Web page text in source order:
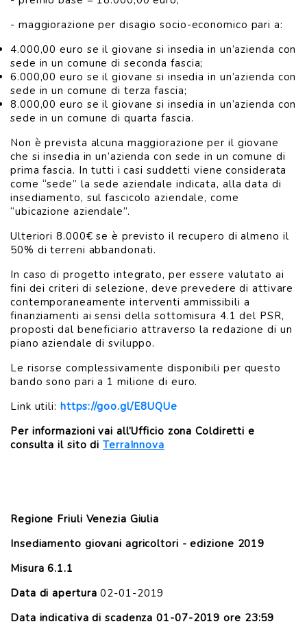
- maggiorazione per disagio socio-economico pari a:
4.000,00 euro se il giovane si insedia in un’azienda con
sede in un comune di seconda fascia;
6.000,00 euro se il giovane si insedia in un’azienda con
sede in un comune di terza fascia;
8.000,00 euro se il giovane si insedia in un’azienda con
sede in un comune di quarta fascia.
Non è prevista alcuna maggiorazione per il giovane
che si insedia in un’azienda con sede in un comune di
prima fascia. In tutti i casi suddetti viene considerata
come “sede” la sede aziendale indicata, alla data di
insediamento, sul fascicolo aziendale, come
“ubicazione aziendale”.
Ulteriori 8.000€ se è previsto il recupero di almeno il
50% di terreni abbandonati.
In caso di progetto integrato, per essere valutato ai
fini dei criteri di selezione, deve prevedere di attivare
contemporaneamente interventi ammissibili a
finanziamenti ai sensi della sottomisura 4.1 del PSR,
proposti dal beneficiario attraverso la redazione di un
piano aziendale di sviluppo.
Le risorse complessivamente disponibili per questo
bando sono pari a 1 milione di euro.
Link utili: https://goo.gl/E8UQUe
Per informazioni vai all’Ufficio zona Coldiretti e
consulta il sito diTerraInnova
Regione Friuli Venezia Giulia
Insediamento giovani agricoltori - edizione 2019
Misura 6.1.1
Data di apertura 02-01-2019
Data indicativa di scadenza 01-07-2019 ore 23:59